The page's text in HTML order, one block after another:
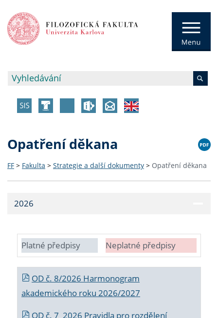
Opatření děkana
FF > Fakulta > Strategie a další dokumenty > Opatření děkana
2026
Platné předpisy Neplatné předpisy
OD č. 8/2026 Harmonogram
akademického roku 2026/2027
OD č. 7_2026 Pravidla pro rozdělení